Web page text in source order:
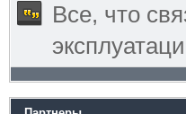
Все, что